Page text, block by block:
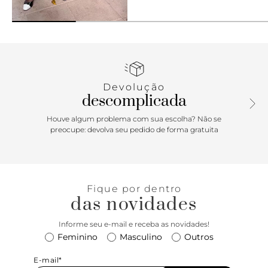
Avise me
Devolução
descomplicada
Houve algum problema com sua escolha? Não se
preocupe: devolva seu pedido de forma gratuita
Fique por dentro
das novidades
Informe seu e-mail e receba as novidades!
Feminino Masculino Outros
E-mail*